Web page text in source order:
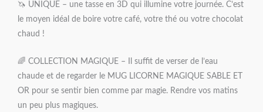
🦄 UNIQUE – une tasse en 3D qui illumine votre journée. C’est
le moyen idéal de boire votre café, votre thé ou votre chocolat
chaud !
🌈 COLLECTION MAGIQUE – Il suffit de verser de l’eau
chaude et de regarder le MUG LICORNE MAGIQUE SABLE ET
OR pour se sentir bien comme par magie. Rendre vos matins
un peu plus magiques.